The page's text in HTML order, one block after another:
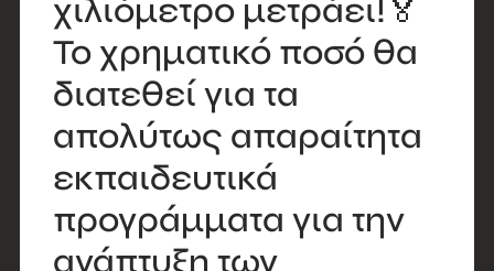
χιλιόμετρο μετράει!🏅
Το χρηματικό ποσό θα
διατεθεί για τα
απολύτως απαραίτητα
εκπαιδευτικά
προγράμματα για την
ανάπτυξη των